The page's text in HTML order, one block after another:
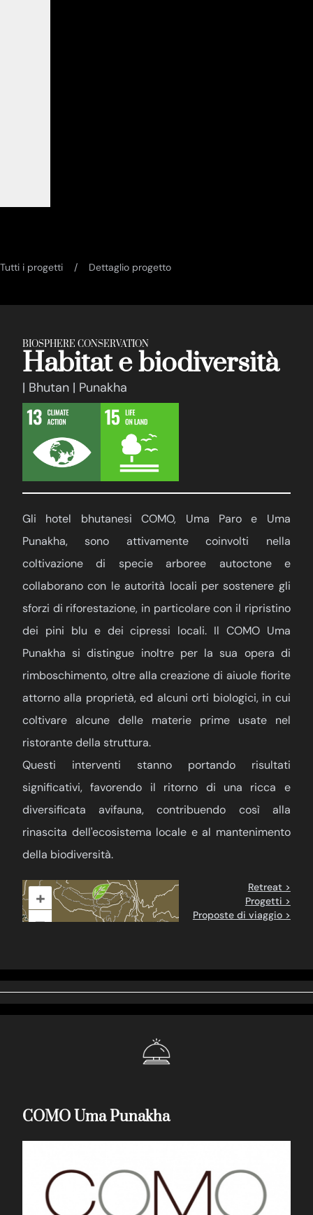
Tutti i progetti Dettaglio progetto
BIOSPHERE CONSERVATION
Habitat e biodiversità
| Bhutan | Punakha
Gli hotel bhutanesi COMO, Uma Paro e Uma
Punakha, sono attivamente coinvolti nella
coltivazione di specie arboree autoctone e
collaborano con le autorità locali per sostenere gli
sforzi di riforestazione, in particolare con il ripristino
dei pini blu e dei cipressi locali. Il COMO Uma
Punakha si distingue inoltre per la sua opera di
rimboschimento, oltre alla creazione di aiuole fiorite
attorno alla proprietà, ed alcuni orti biologici, in cui
coltivare alcune delle materie prime usate nel
ristorante della struttura.
Questi interventi stanno portando risultati
significativi, favorendo il ritorno di una ricca e
diversificata avifauna, contribuendo così alla
rinascita dell'ecosistema locale e al mantenimento
della biodiversità.
+
–
Retreat >
Progetti >
Proposte di viaggio >
COMO Uma Punakha